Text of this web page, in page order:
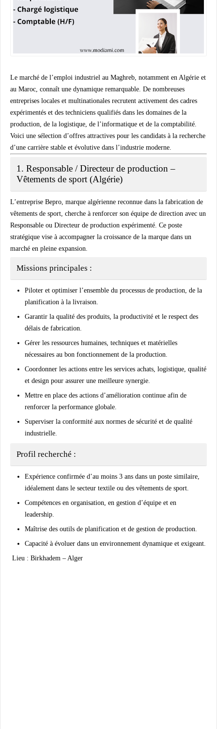
Le marché de l’emploi industriel au Maghreb, notamment en Algérie et
au Maroc , connaît une dynamique remarquable. De nombreuses
entreprises locales et multinationales recrutent activement des cadres
expérimentés et des techniciens qualifiés dans les domaines de la
production, de la logistique, de l’informatique et de la comptabilité.
Voici une sélection d’offres attractives pour les candidats à la recherche
d’une carrière stable et évolutive dans l’industrie moderne.
1. Responsable / Directeur de production –
Vêtements de sport (Algérie)
L’entreprise Bepro , marque algérienne reconnue dans la fabrication de
vêtements de sport , cherche à renforcer son équipe de direction avec un
Responsable ou Directeur de production expérimenté. Ce poste
stratégique vise à accompagner la croissance de la marque dans un
marché en pleine expansion.
Missions principales :
Piloter et optimiser l’ensemble du processus de production, de la
planification à la livraison.
Garantir la qualité des produits , la productivité et le respect des
délais de fabrication.
Gérer les ressources humaines, techniques et matérielles
nécessaires au bon fonctionnement de la production.
Coordonner les actions entre les services achats logistique qualité
et design pour assurer une meilleure synergie.
Mettre en place des actions d’amélioration continue afin de
renforcer la performance globale.
Superviser la conformité aux normes de sécurité et de qualité
industrielle
Profil recherché :
Expérience confirmée d’au moins 3 ans dans un poste similaire,
idéalement dans le secteur textile ou des vêtements de sport
Compétences en organisation , en gestion d’équipe et en
leadership
Maîtrise des outils de planification et de gestion de production
Capacité à évoluer dans un environnement dynamique et exigeant
Lieu : Birkhadem – Alger